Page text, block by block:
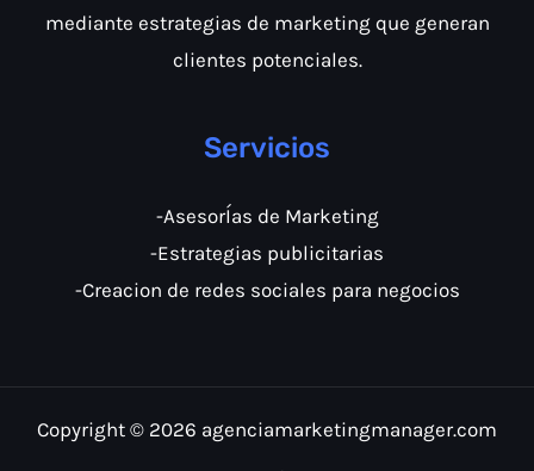
mediante estrategias de marketing que generan
clientes potenciales.
Servicios
-AsesorÍas de Marketing
-Estrategias publicitarias
-Creacion de redes sociales para negocios
Copyright © 2026 agenciamarketingmanager.com